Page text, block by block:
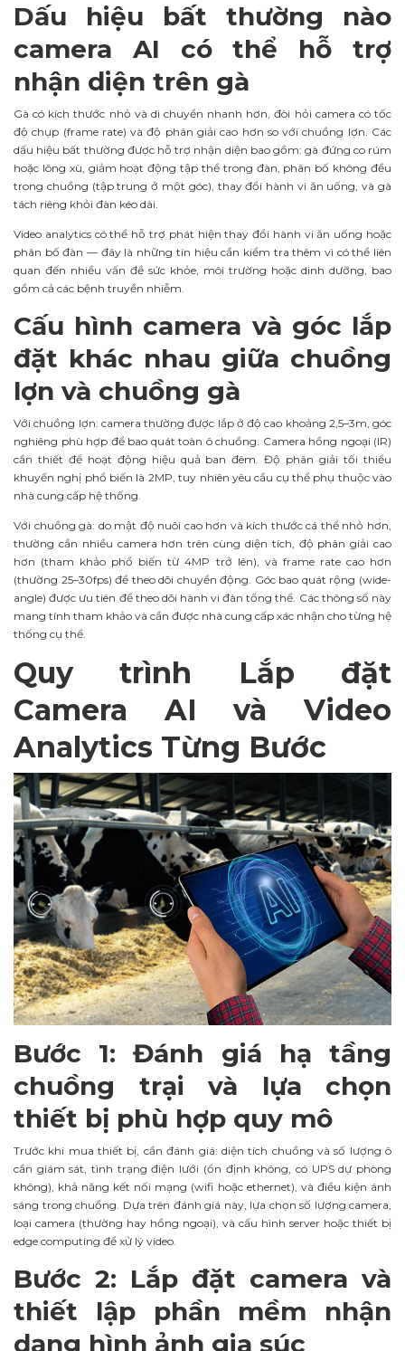
Dấu hiệu bất thường nào
camera AI có thể hỗ trợ
nhận diện trên gà
Gà có kích thước nhỏ và di chuyển nhanh hơn, đòi hỏi camera có tốc
độ chụp (frame rate) và độ phân giải cao hơn so với chuồng lợn. Các
dấu hiệu bất thường được hỗ trợ nhận diện bao gồm: gà đứng co rúm
hoặc lông xù, giảm hoạt động tập thể trong đàn, phân bố không đều
trong chuồng (tập trung ở một góc), thay đổi hành vi ăn uống, và gà
tách riêng khỏi đàn kéo dài.
Video analytics có thể hỗ trợ phát hiện thay đổi hành vi ăn uống hoặc
phân bố đàn — đây là những tín hiệu cần kiểm tra thêm vì có thể liên
quan đến nhiều vấn đề sức khỏe, môi trường hoặc dinh dưỡng, bao
gồm cả các bệnh truyền nhiễm.
Cấu hình camera và góc lắp
đặt khác nhau giữa chuồng
lợn và chuồng gà
Với chuồng lợn: camera thường được lắp ở độ cao khoảng 2,5–3m, góc
nghiêng phù hợp để bao quát toàn ô chuồng. Camera hồng ngoại (IR)
cần thiết để hoạt động hiệu quả ban đêm. Độ phân giải tối thiểu
khuyến nghị phổ biến là 2MP, tuy nhiên yêu cầu cụ thể phụ thuộc vào
nhà cung cấp hệ thống.
Với chuồng gà: do mật độ nuôi cao hơn và kích thước cá thể nhỏ hơn,
thường cần nhiều camera hơn trên cùng diện tích, độ phân giải cao
hơn (tham khảo phổ biến từ 4MP trở lên), và frame rate cao hơn
(thường 25–30fps) để theo dõi chuyển động. Góc bao quát rộng (wide-
angle) được ưu tiên để theo dõi hành vi đàn tổng thể. Các thông số này
mang tính tham khảo và cần được nhà cung cấp xác nhận cho từng hệ
thống cụ thể.
Quy trình Lắp đặt
Camera AI và Video
Analytics Từng Bước
Bước 1: Đánh giá hạ tầng
chuồng trại và lựa chọn
thiết bị phù hợp quy mô
Trước khi mua thiết bị, cần đánh giá: diện tích chuồng và số lượng ô
cần giám sát, tình trạng điện lưới (ổn định không, có UPS dự phòng
không), khả năng kết nối mạng (wifi hoặc ethernet), và điều kiện ánh
sáng trong chuồng. Dựa trên đánh giá này, lựa chọn số lượng camera,
loại camera (thường hay hồng ngoại), và cấu hình server hoặc thiết bị
edge computing để xử lý video.
Bước 2: Lắp đặt camera và
thiết lập phần mềm nhận
dạng hình ảnh gia súc